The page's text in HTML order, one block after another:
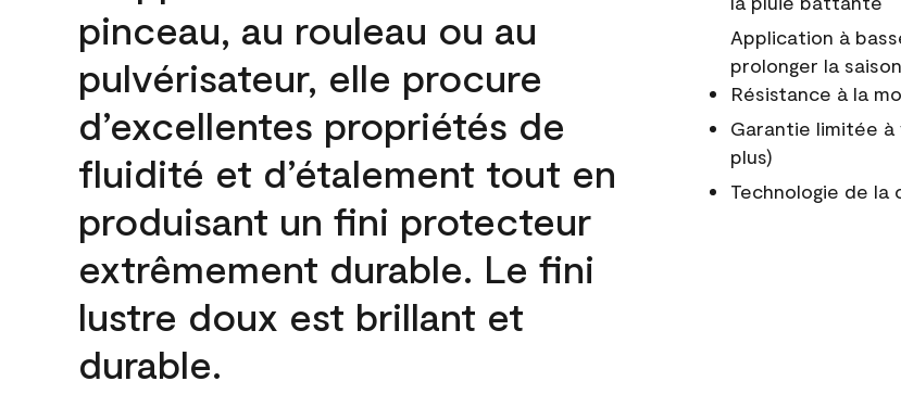
pinceau, au rouleau ou au
pulvérisateur, elle procure
d’excellentes propriétés de
fluidité et d’étalement tout en
produisant un fini protecteur
extrêmement durable. Le fini
lustre doux est brillant et
durable.
Application à
prolonger la
Résistance à la
Garantie limitée
plus)
Technologie de la